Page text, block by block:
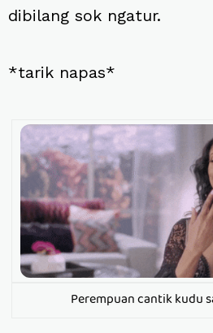
dibilang sok ngatur.
*tarik napas*
Perempuan cantik kudu